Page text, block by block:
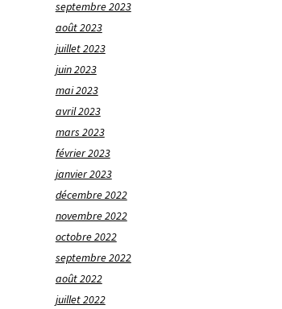
septembre 2023
août 2023
juillet 2023
juin 2023
mai 2023
avril 2023
mars 2023
février 2023
janvier 2023
décembre 2022
novembre 2022
octobre 2022
septembre 2022
août 2022
juillet 2022